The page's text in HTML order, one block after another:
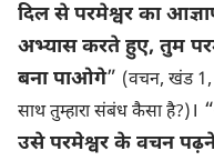
दिल से परमेश्वर का
अभ्यास करते हुए, तुम
बना पाओगे” (वचन, खंड 1,
साथ तुम्हारा संबंध कैसा है?) । “
उसे परमेश्वर के वचन